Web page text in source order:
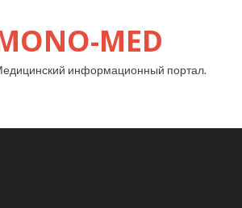
MED
информационный портал.